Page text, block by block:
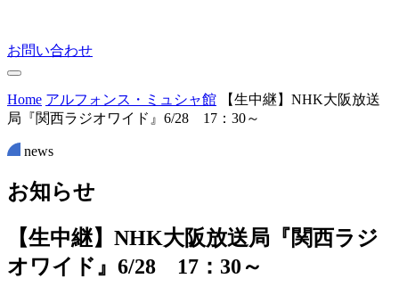
お問い合わせ
Home アルフォンス・ミュシャ館
【生中継】NHK大阪放送
局『関西ラジオワイド』6/28 17：30～
news
お知らせ
【生中継】NHK大阪放送局『関西ラジ
オワイド』6/28 17：30～